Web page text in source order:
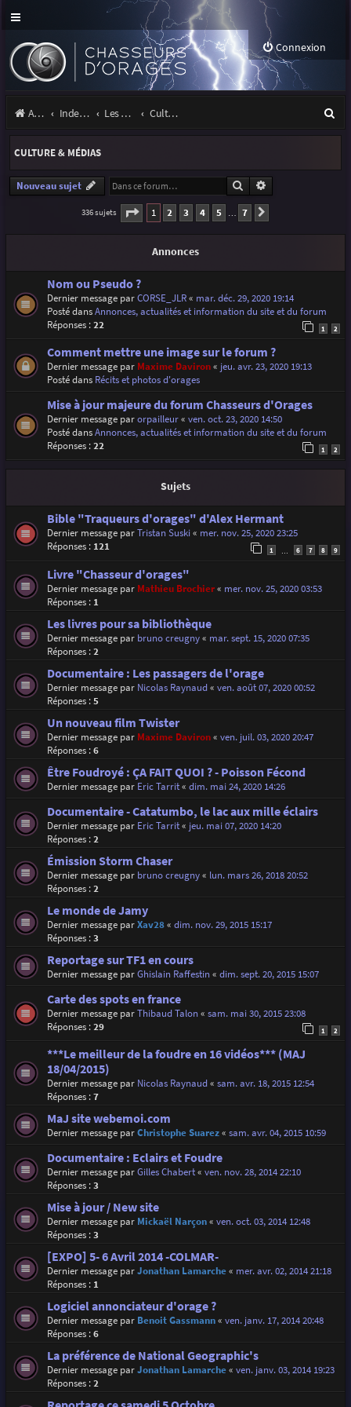
Connexion
Accueil Index du forum Les orages Culture & médias
e
r
CULTURE & MÉDIAS
Nouveau sujet Rechercher
336 sujets Page 1sur
1 2 3 4 5 … 7
Annonces
Nom ou Pseudo ?
Dernier message parCORSE_JLR« mar. déc. 29, 2020 19:14
Posté dansAnnonces, actualités et information du site et du forum
Réponses :22 1 2
Comment mettre une image sur le forum ?
Dernier message par Maxime Daviron« jeu. avr. 23, 2020 19:13
Posté dans Récits et photos d'orages
Mise à jour majeure du forum Chasseurs d'Orages
Dernier message parorpailleur« ven. oct. 23, 2020 14:50
Posté dansAnnonces, actualités et information du site et du forum
Réponses :22 1 2
Sujets
Bible "Traqueurs d'orages" d'Alex Hermant
Dernier message parTristan Suski« mer. nov. 25, 2020 23:25
Réponses : 121 1 6 7 8 9
Livre "Chasseur d'orages"
Dernier message par Mathieu Brochier« mer. nov. 25, 2020 03:53
Réponses : 1
Les livres pour sa bibliothèque
Dernier message par bruno creugny« mar. sept. 15, 2020 07:35
Réponses :2
Documentaire : Les passagers de l'orage
Dernier message par Nicolas Raynaud« ven. août 07, 2020 00:52
Réponses :5
Un nouveau film Twister
Dernier message par Maxime Daviron« ven. juil. 03, 2020 20:47
Réponses :6
Être Foudroyé : ÇA FAIT QUOI ? - Poisson Fécond
Dernier message par Eric Tarrit« dim. mai 24, 2020 14:26
Documentaire - Catatumbo, le lac aux mille éclairs
Dernier message par Eric Tarrit« jeu. mai 07, 2020 14:20
Réponses :2
Émission Storm Chaser
Dernier message par bruno creugny« lun. mars 26, 2018 20:52
Réponses :2
Le monde de Jamy
Dernier message parXav28« dim. nov. 29, 2015 15:17
Réponses :3
Reportage sur TF1 en cours
Dernier message parGhislain Raffestin« dim. sept. 20, 2015 15:07
Carte des spots en france
Dernier message parThibaud Talon« sam. mai 30, 2015 23:08
Réponses :29 1 2
***Le meilleur de la foudre en 16 vidéos*** (MAJ
18/04/2015)
Dernier message par Nicolas Raynaud« sam. avr. 18, 2015 12:54
Réponses :7
MaJ site webemoi.com
Dernier message parChristophe Suarez« sam. avr. 04, 2015 10:59
Documentaire : Eclairs et Foudre
Dernier message parGilles Chabert« ven. nov. 28, 2014 22:10
Réponses :3
Mise à jour / New site
Dernier message par Mickaël Narçon« ven. oct. 03, 2014 12:48
Réponses :3
[EXPO] 5- 6 Avril 2014 -COLMAR-
Dernier message parJonathan Lamarche« mer. avr. 02, 2014 21:18
Réponses : 1
Logiciel annonciateur d'orage ?
Dernier message par Benoit Gassmann« ven. janv. 17, 2014 20:48
Réponses :6
La préférence de National Geographic's
Dernier message parJonathan Lamarche« ven. janv. 03, 2014 19:23
Réponses :2